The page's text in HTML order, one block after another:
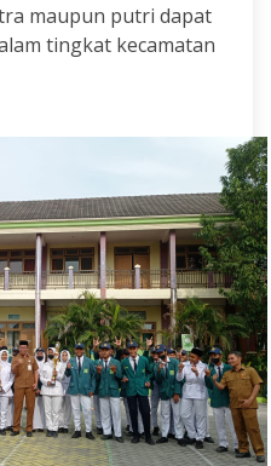
maupun putri dapat
tingkat kecamatan